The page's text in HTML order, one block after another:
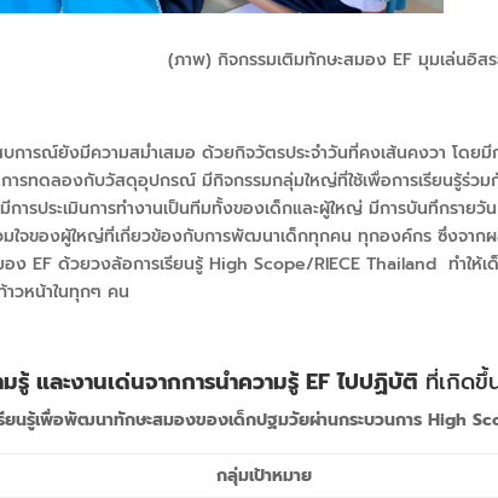
(ภาพ) กิจกรรมเติมทักษะสมอง EF มุมเล่นอิส
บการณ์ยังมีความสม่ำเสมอ ด้วยกิจวัตรประจำวันที่คงเส้นคงวา โด
ารทดลองกับวัสดุอุปกรณ์ มีกิจกรรมกลุ่มใหญ่ที่ใช้เพื่อการเรียนรู้ร่ว
ารประเมินการทำงานเป็นทีมทั้งของเด็กและผู้ใหญ่ มีการบันทึกราย
มใจของผู้ใหญ่ที่เกี่ยวข้องกับการพัฒนาเด็กทุกคน ทุกองค์กร ซึ่งจาก
อง EFด้วยวงล้อการเรียนรู้High Scope/RIECE Thailand ทำให้
วหน้าในทุกๆ คน
และงานเด่นจากการนำความรู้ EF ไปปฏิบัติ ที่เกิดขึ้
ยนรู้เพื่อพัฒนาทักษะสมองของเด็กปฐมวัยผ่านกระบวนการ High
กลุ่มเป้าหมาย